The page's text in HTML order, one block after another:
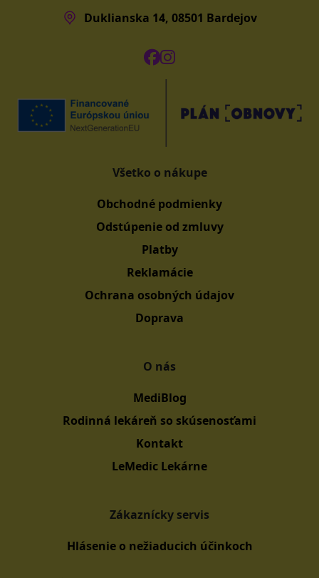
Duklianska 14, 08501 Bardejov
Všetko o nákupe
Obchodné podmienky
Odstúpenie od zmluvy
Platby
Reklamácie
Ochrana osobných údajov
Doprava
O nás
MediBlog
Rodinná lekáreň so skúsenosťami
Kontakt
LeMedic Lekárne
Zákaznícky servis
Hlásenie o nežiaducich účinkoch